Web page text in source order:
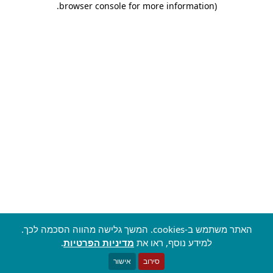
browser console for more information)
.
האתר משתמש ב-cookies. המשך גלישה מהווה הסכמה לכך.
למידע נוסף, ראו את מדיניות הפרטיות.
סירוב אישור